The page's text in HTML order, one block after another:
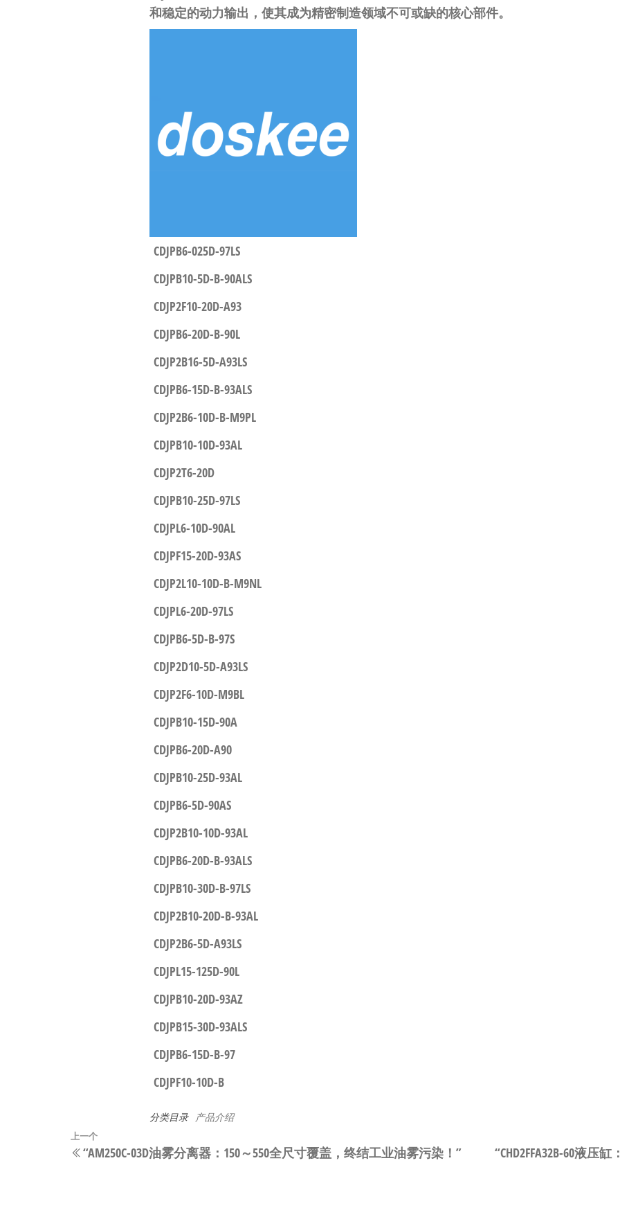
和稳定的动力输出，使其成为精密制造领域不可或缺的核心部件。
CDJPB6-025D-97LS
CDJPB10-5D-B-90ALS
CDJP2F10-20D-A93
CDJPB6-20D-B-90L
CDJP2B16-5D-A93LS
CDJPB6-15D-B-93ALS
CDJP2B6-10D-B-M9PL
CDJPB10-10D-93AL
CDJP2T6-20D
CDJPB10-25D-97LS
CDJPL6-10D-90AL
CDJPF15-20D-93AS
CDJP2L10-10D-B-M9NL
CDJPL6-20D-97LS
CDJPB6-5D-B-97S
CDJP2D10-5D-A93LS
CDJP2F6-10D-M9BL
CDJPB10-15D-90A
CDJPB6-20D-A90
CDJPB10-25D-93AL
CDJPB6-5D-90AS
CDJP2B10-10D-93AL
CDJPB6-20D-B-93ALS
CDJPB10-30D-B-97LS
CDJP2B10-20D-B-93AL
CDJP2B6-5D-A93LS
CDJPL15-125D-90L
CDJPB10-20D-93AZ
CDJPB15-30D-93ALS
CDJPB6-15D-B-97
CDJPF10-10D-B
分类目录 产品介绍
文
章
上
一
上一个
“AM250C-03D油雾分离器：150～550全尺寸覆盖，终结工业油雾污染！” “CHD2FFA32B-60液压